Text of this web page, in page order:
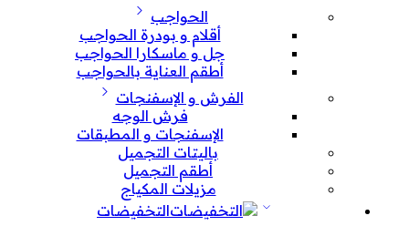
الحواجب
أقلام و بودرة الحواجب
جل و ماسكارا الحواجب
أطقم العناية بالحواجب
الفرش و الإسفنجات
فرش الوجه
الإسفنجات و المطبقات
باليتات التجميل
أطقم التجميل
مزيلات المكياج
التخفيضات